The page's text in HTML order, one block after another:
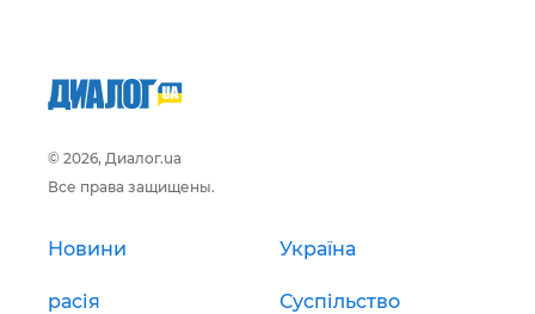
© 2026, Диалог.ua
Все права защищены.
Новини Україна
расія Суспільство